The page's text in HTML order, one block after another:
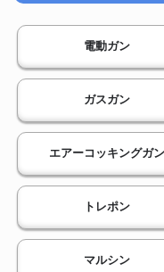
電動ガン
ガスガン
エアーコッキングガン
トレポン
マルシン